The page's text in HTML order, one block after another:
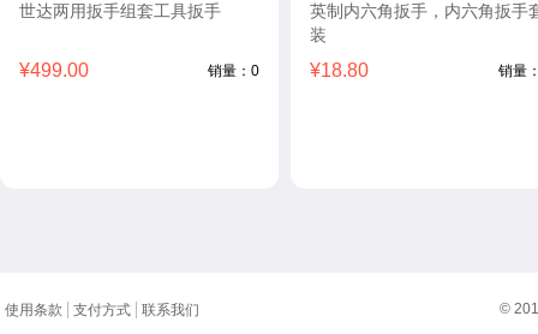
世达两用扳手组套工具扳手
¥499.00 销量：0
英制内六角扳手，内六角扳手
装
¥18.80 销量
©
使用条款 支付方式 联系我们